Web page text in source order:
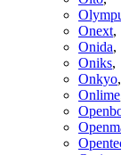
Onext,
Onida,
Oniks,
Onkyo,
Onlime